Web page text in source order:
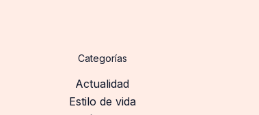
Categorías
Actualidad
Estilo de vida